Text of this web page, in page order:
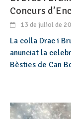
Concurs
13 de juliol de
La colla Drac i
anunciat la
Bèsties de Can